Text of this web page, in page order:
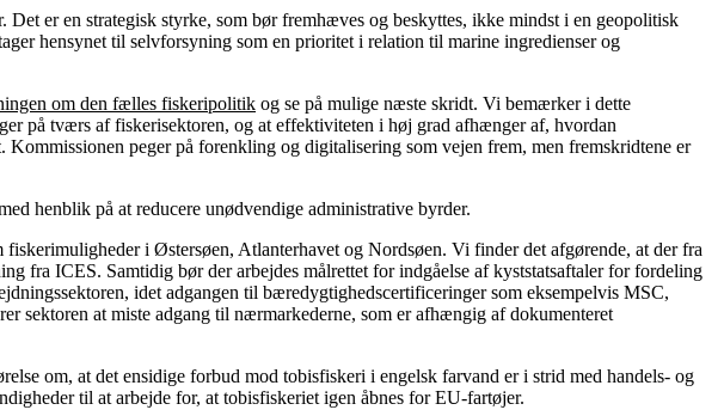
er en strategisk styrke, som bør fremhæves og beskyttes, ikke mindst i en geopolitisk
hensynet til selvforsyning som en prioritet i relation til marine ingredienser og
om den fælles fiskeripolitik og se på mulige næste skridt. Vi bemærker i dette
på tværs af fiskerisektoren, og at effektiviteten i høj grad afhænger af, hvordan
peger på forenkling og digitalisering som vejen frem, men fremskridtene er
henblik på at reducere unødvendige administrative byrder.
fiskerimuligheder i Østersøen, Atlanterhavet og Nordsøen. Vi finder det afgørende, at der fra
fra ICES. Samtidig bør der arbejdes målrettet for indgåelse af kyststatsaftaler for fordeling
idet adgangen til bæredygtighedscertificeringer som eksempelvis MSC,
sektoren at miste adgang til nærmarkederne, som er afhængig af dokumenteret
om, at det ensidige forbud mod tobisfiskeri i engelsk farvand er i strid med handels- og
til at arbejde for, at tobisfiskeriet igen åbnes for EU-fartøjer.